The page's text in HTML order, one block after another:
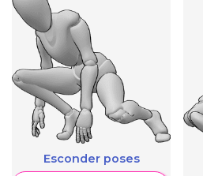
Esconder poses